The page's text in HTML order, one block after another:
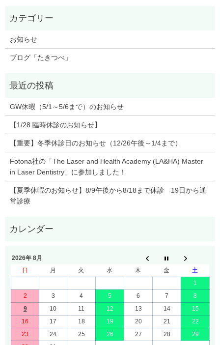
お知らせ
ブログ「たきつべ」
GW休暇（5/1～5/6まで）のお知らせ
【1/28 臨時休診のお知らせ】
【重要】冬季休診日のお知らせ（12/26午後～1/4まで）
Fotona社の「The Laser and Health Academy (LA&HA) Master
in Laser Dentistry」に参加しました！
【夏季休暇のお知らせ】8/9午後から8/18まで休診 19日から通
常診療
2026年 8月
日
月 火 水 木 金
土
1
2
3 4 5 6 7
8
9
10 11 12 13 14
15
16
17 18 19 20 21
22
23
24 25 26 27 28
29